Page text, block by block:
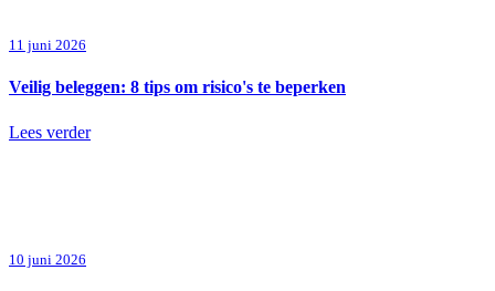
11 juni 2026
Veilig beleggen: 8 tips om risico's te beperken
Lees verder
10 juni 2026